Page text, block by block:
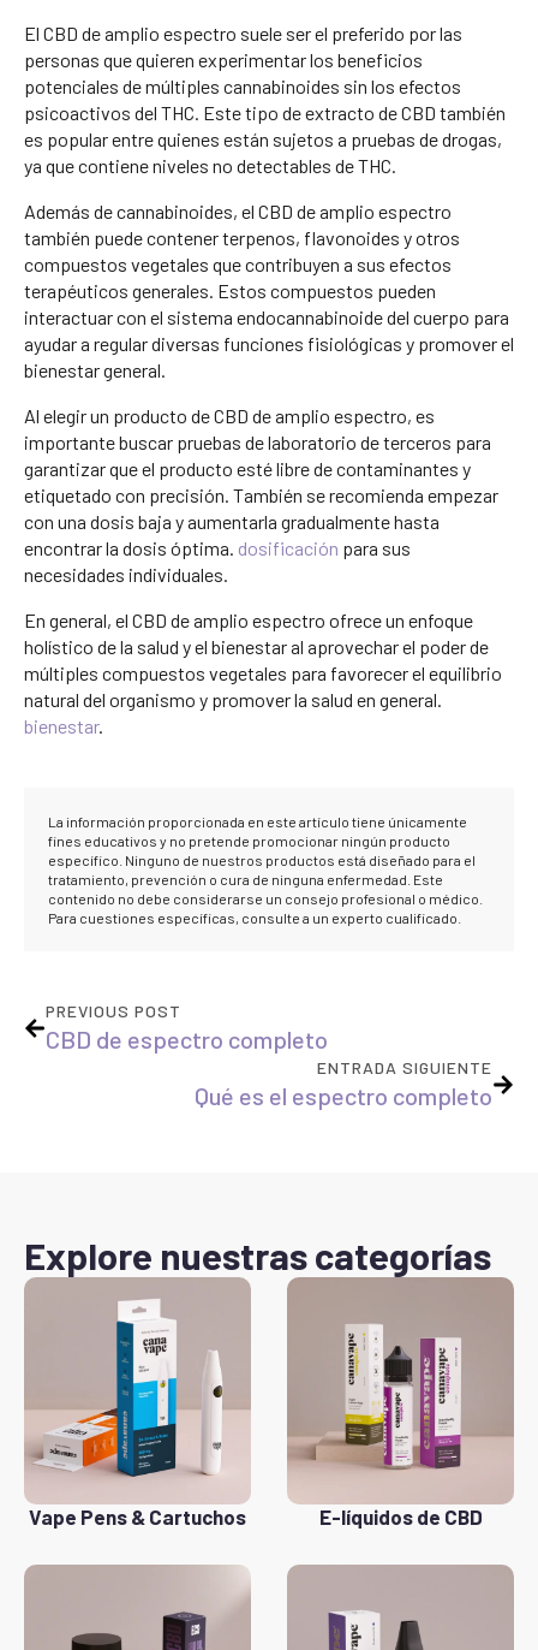
El CBD de amplio espectro suele ser el preferido por las
personas que quieren experimentar los beneficios
potenciales de múltiples cannabinoides sin los efectos
psicoactivos del THC. Este tipo de extracto de CBD también
es popular entre quienes están sujetos a pruebas de drogas,
ya que contiene niveles no detectables de THC.
Además de cannabinoides, el CBD de amplio espectro
también puede contener terpenos, flavonoides y otros
compuestos vegetales que contribuyen a sus efectos
terapéuticos generales. Estos compuestos pueden
interactuar con el sistema endocannabinoide del cuerpo para
ayudar a regular diversas funciones fisiológicas y promover el
bienestar general.
Al elegir un producto de CBD de amplio espectro, es
importante buscar pruebas de laboratorio de terceros para
garantizar que el producto esté libre de contaminantes y
etiquetado con precisión. También se recomienda empezar
con una dosis baja y aumentarla gradualmente hasta
encontrar la dosis óptima. dosificación para sus
necesidades individuales.
En general, el CBD de amplio espectro ofrece un enfoque
holístico de la salud y el bienestar al aprovechar el poder de
múltiples compuestos vegetales para favorecer el equilibrio
natural del organismo y promover la salud en general.
bienestar.
La información proporcionada en este artículo tiene únicamente
fines educativos y no pretende promocionar ningún producto
específico. Ninguno de nuestros productos está diseñado para el
tratamiento, prevención o cura de ninguna enfermedad. Este
contenido no debe considerarse un consejo profesional o médico.
Para cuestiones específicas, consulte a un experto cualificado.
PREVIOUS POST
CBD de espectro completo
ENTRADA SIGUIENTE
Qué es el espectro completo
Explore nuestras categorías
Vape Pens & Cartuchos E-líquidos de CBD